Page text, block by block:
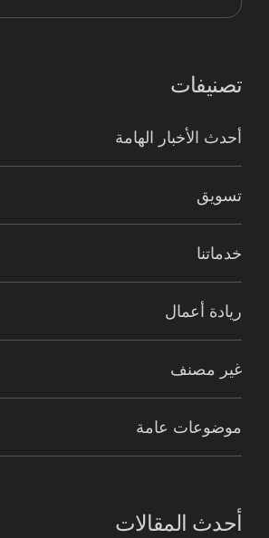
تصنيفات
أحدث الأخبار الهامة
تسويق
خدماتنا
ريادة أعمال
غير مصنف
موضوعات عامة
أحدث المقالات